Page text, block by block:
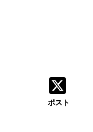
ポスト